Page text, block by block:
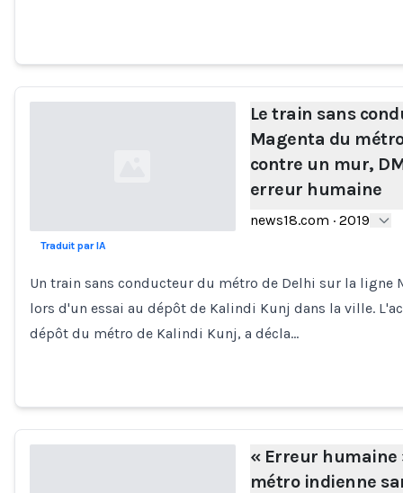
Le train sans
Magenta du
contre un mur,
erreur humaine
news18.com · 2019
Traduit par IA
Un train sans conducteur du métro de Delhi sur la ligne
lors d'un essai au dépôt de Kalindi Kunj dans la ville.
dépôt du métro de Kalindi Kunj, a décla…
« Erreur humaine
métro indienne